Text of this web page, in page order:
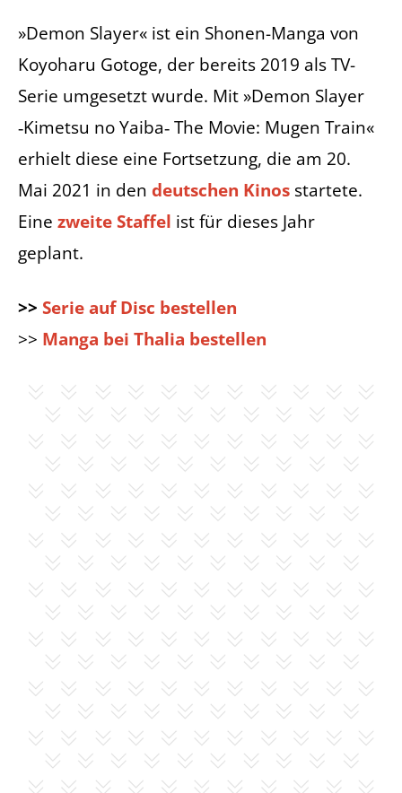
»Demon Slayer« ist ein Shonen-Manga von
Koyoharu Gotoge, der bereits 2019 als TV-
Serie umgesetzt wurde. Mit »Demon Slayer
‑Kimetsu no Yaiba‑ The Movie: Mugen Train«
erhielt diese eine Fortsetzung, die am 20.
Mai 2021 in den deutschen Kinos startete.
Eine zweite Staffel ist für dieses Jahr
geplant.
>> Serie auf Disc bestellen
>> Manga bei Thalia bestellen